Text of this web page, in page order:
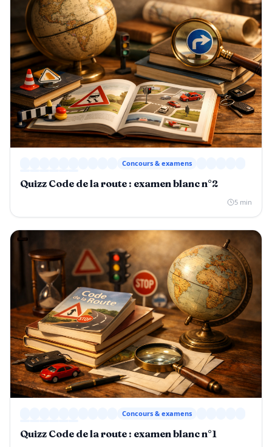
Concours & examens
Quizz Code de la route : examen blanc n°2
5 min
Concours & examens
Quizz Code de la route : examen blanc n°1